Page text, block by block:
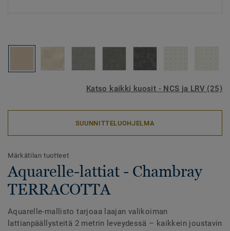
Katso kaikki kuosit - NCS ja LRV (25)
SUUNNITTELUOHJELMA
Märkätilan tuotteet
Aquarelle-lattiat - Chambray
TERRACOTTA
Aquarelle-mallisto tarjoaa laajan valikoiman
lattianpäällysteitä 2 metrin leveydessä – kaikkein joustavin